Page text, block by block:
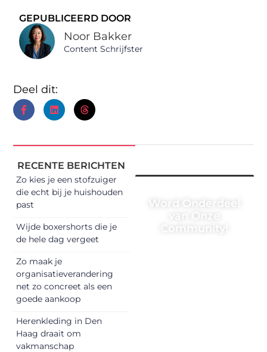
GEPUBLICEERD DOOR
Noor Bakker
Content Schrijfster
Deel dit:
RECENTE BERICHTEN
Zo kies je een stofzuiger
die echt bij je huishouden
past
Wijde boxershorts die je
de hele dag vergeet
Zo maak je
organisatieverandering
net zo concreet als een
goede aankoop
Herenkleding in Den
Haag draait om
vakmanschap
Word Onderdeel
van Onze
Community!